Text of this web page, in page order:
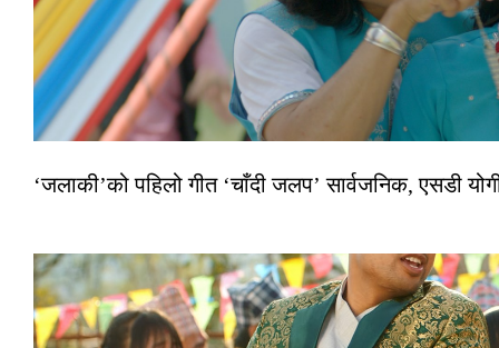
‘जलाकी’को पहिलो गीत ‘चाँदी जलप’ सार्वजनिक, एसडी